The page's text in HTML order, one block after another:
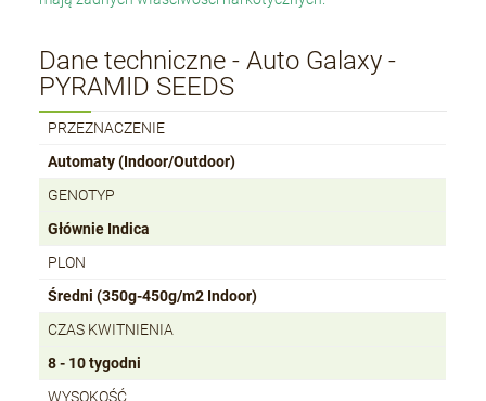
Dane techniczne - Auto Galaxy -
PYRAMID SEEDS
PRZEZNACZENIE
Automaty (Indoor/Outdoor)
GENOTYP
Głównie Indica
PLON
Średni (350g-450g/m2 Indoor)
CZAS KWITNIENIA
8 - 10 tygodni
WYSOKOŚĆ